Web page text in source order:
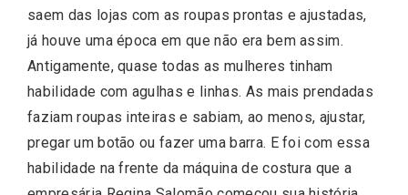
saem das lojas com as roupas prontas e ajustadas,
já houve uma época em que não era bem assim.
Antigamente, quase todas as mulheres tinham
habilidade com agulhas e linhas. As mais prendadas
faziam roupas inteiras e sabiam, ao menos, ajustar,
pregar um botão ou fazer uma barra. E foi com essa
habilidade na frente da máquina de costura que a